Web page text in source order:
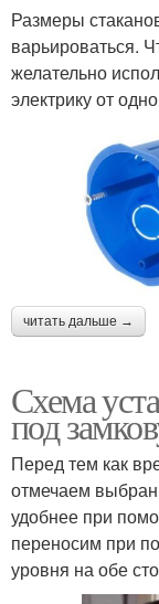
Размеры
варьироваться.
желательно
электрику от
читать дальше →
Схема
под
Перед тем как
отмечаем
удобнее при
переносим при
уровня на обе